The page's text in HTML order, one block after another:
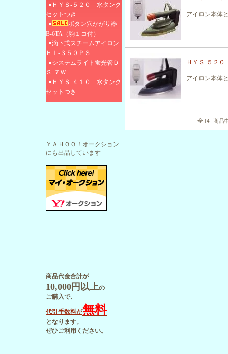
ＨＹＳ-５２０ 水タンク
セットつき
ボタン穴かがり器
B-6TA（駒１コ付）
滴下式スチームアイロン
ＨＩ‐３５０ＰＳ
システムライト蛍光管Ｄ
Ｓ-７Ｗ
ＨＹＳ-４１０ 水タンク
セットつき
ＹＡＨＯＯ！オークション
にも出品しています
商品代金合計が
10,000円以上の
ご購入で、
代引手数料が無料
となります。
ぜひご利用ください。
アイロン本体
ＨＹＳ-５２
アイロン本体
全 [4] 商品